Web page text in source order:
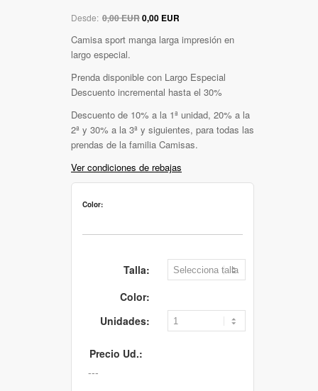
Desde: 0,00 EUR0,00 EUR
Camisa sport manga larga impresión en
largo especial.
Prenda disponible con Largo Especial
Descuento incremental hasta el 30%
Descuento de 10% a la 1ª unidad, 20% a la
2ª y 30% a la 3ª y siguientes, para todas las
prendas de la familia Camisas.
Ver condiciones de rebajas
Color:
Talla:
Color:
Unidades:
Precio Ud.: